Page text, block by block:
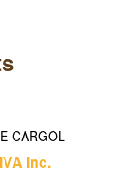
CARGOL
IVA Inc.